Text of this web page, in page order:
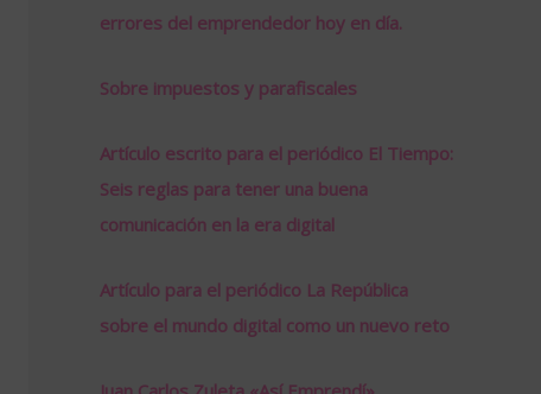
errores del emprendedor hoy en día.
Sobre impuestos y parafiscales
Artículo escrito para el periódico El Tiempo:
Seis reglas para tener una buena
comunicación en la era digital
Artículo para el periódico La República
sobre el mundo digital como un nuevo reto